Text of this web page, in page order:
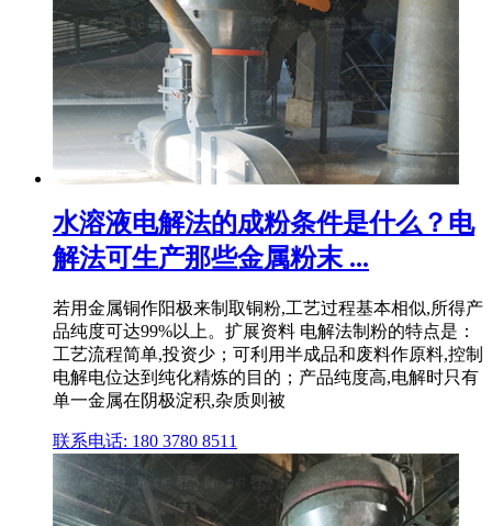
水溶液电解法的成粉条件是什么？电
解法可生产那些金属粉末 ...
若用金属铜作阳极来制取铜粉,工艺过程基本相似,所得产
品纯度可达99%以上。扩展资料 电解法制粉的特点是：
工艺流程简单,投资少；可利用半成品和废料作原料,控制
电解电位达到纯化精炼的目的；产品纯度高,电解时只有
单一金属在阴极淀积,杂质则被
联系电话: 180 3780 8511